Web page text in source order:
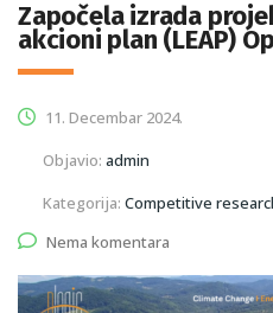
Započela izrada
akcioni plan (LEAP)
11. Decembar 2024.
Objavio: admin
Kategorija: Competitive
Nema komentara